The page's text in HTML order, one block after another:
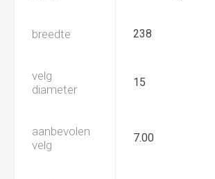
breedte 238
velg
diameter
15
aanbevolen
velg
7.00